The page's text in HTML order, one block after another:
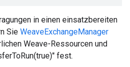
in einen einsatzbereiten
Sie WeaveExchangeManager
Weave-Ressourcen und
fest.